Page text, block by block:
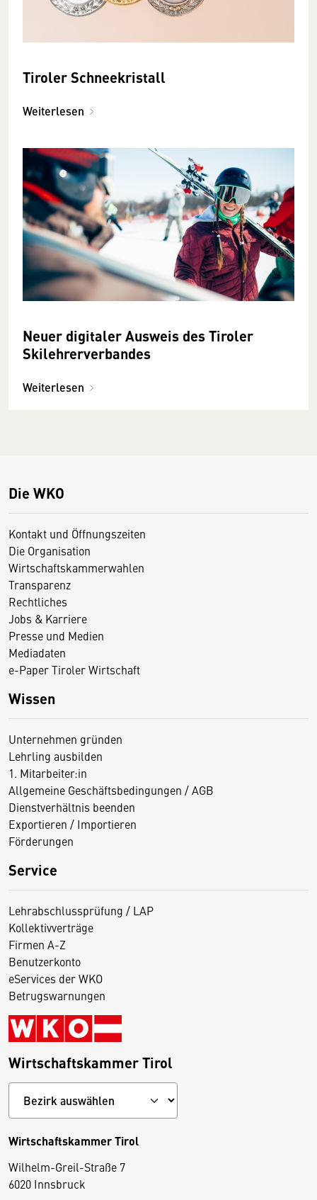
Tiroler Schneekristall
Weiterlesen
Neuer digitaler Ausweis des Tiroler
Skilehrerverbandes
Weiterlesen
Die WKO
Kontakt und Öffnungszeiten
Die Organisation
Wirtschaftskammerwahlen
Transparenz
Rechtliches
Jobs & Karriere
Presse und Medien
Mediadaten
e-Paper Tiroler Wirtschaft
Wissen
Unternehmen gründen
Lehrling ausbilden
1. Mitarbeiter:in
Allgemeine Geschäftsbedingungen / AGB
Dienstverhältnis beenden
Exportieren / Importieren
Förderungen
Service
Lehrabschlussprüfung / LAP
Kollektivverträge
Firmen A-Z
Benutzerkonto
eServices der WKO
Betrugswarnungen
Wirtschaftskammer Tirol
Wirtschaftskammer Tirol
Wilhelm-Greil-Straße 7
6020 Innsbruck
D
i